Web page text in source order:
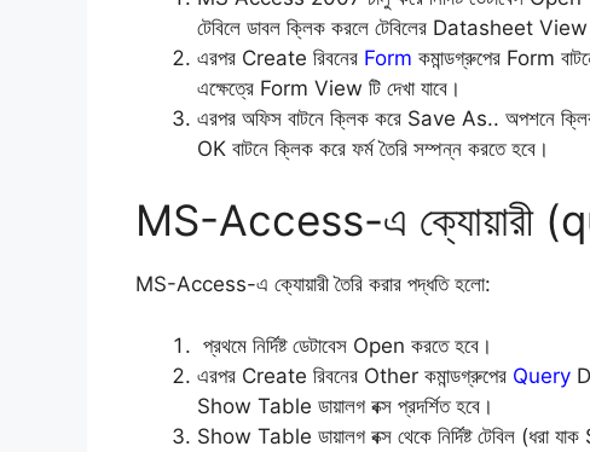
টেবিলে ডাবল ক্লিক করলে টেবিলের Datasheet View
এরপর Create রিবনের Form কমান্ডগ্রুপের Form
এক্ষেত্রে Form View টি দেখা যাবে।
এরপর অফিস বাটনে ক্লিক করে Save As.. অপশনে ক্লিক
OK বাটনে ক্লিক করে ফর্ম তৈরি সম্পন্ন করতে হবে।
MS-Access-এ ক্যোয়ারী
MS-Access-এ ক্যোয়ারী তৈরি করার পদ্ধতি হলো:
প্রথমে নির্দিষ্ট ডেটাবেস Open করতে হবে।
এরপর Create রিবনের Other কমান্ডগ্রুপের Query
Show Table ডায়ালগ বক্স প্রদর্শিত হবে।
Show Table ডায়ালগ বক্স থেকে নির্দিষ্ট টেবিল